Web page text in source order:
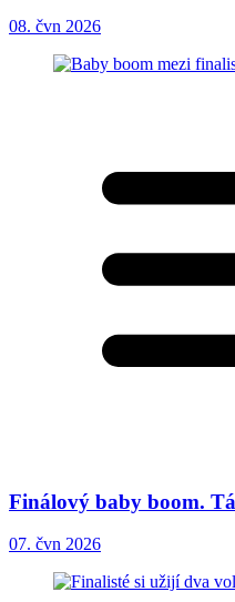
08. čvn 2026
Finálový baby boom.
07. čvn 2026